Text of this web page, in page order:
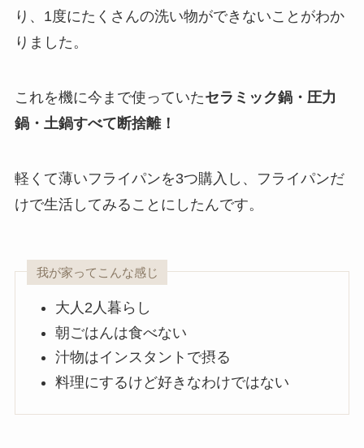
り、1度にたくさんの洗い物ができないことがわか
りました。
これを機に今まで使っていたセラミック鍋・圧力
鍋・土鍋すべて断捨離！
軽くて薄いフライパンを3つ購入し、フライパンだ
けで生活してみることにしたんです。
我が家ってこんな感じ
大人2人暮らし
朝ごはんは食べない
汁物はインスタントで摂る
料理にするけど好きなわけではない